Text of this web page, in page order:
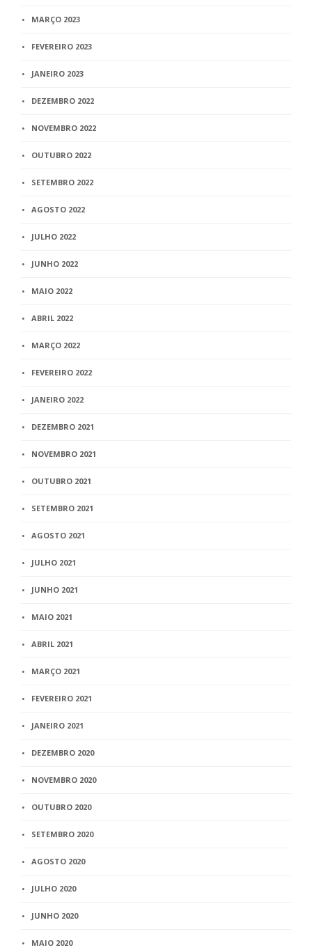
MARÇO 2023
FEVEREIRO 2023
JANEIRO 2023
DEZEMBRO 2022
NOVEMBRO 2022
OUTUBRO 2022
SETEMBRO 2022
AGOSTO 2022
JULHO 2022
JUNHO 2022
MAIO 2022
ABRIL 2022
MARÇO 2022
FEVEREIRO 2022
JANEIRO 2022
DEZEMBRO 2021
NOVEMBRO 2021
OUTUBRO 2021
SETEMBRO 2021
AGOSTO 2021
JULHO 2021
JUNHO 2021
MAIO 2021
ABRIL 2021
MARÇO 2021
FEVEREIRO 2021
JANEIRO 2021
DEZEMBRO 2020
NOVEMBRO 2020
OUTUBRO 2020
SETEMBRO 2020
AGOSTO 2020
JULHO 2020
JUNHO 2020
MAIO 2020